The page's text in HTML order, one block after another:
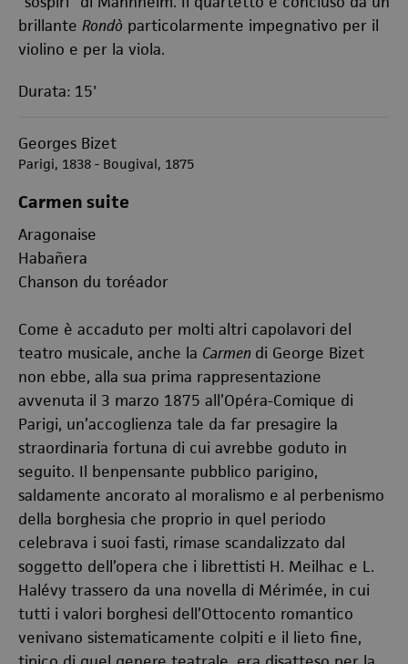
brillante Rondò particolarmente impegnativo per il
violino e per la viola.
Durata: 15'
Georges Bizet
Parigi, 1838 - Bougival, 1875
Carmen suite
Aragonaise
Habañera
Chanson du toréador
Come è accaduto per molti altri capolavori del
teatro musicale, anche la Carmen di George Bizet
non ebbe, alla sua prima rappresentazione
avvenuta il 3 marzo 1875 all’Opéra-Comique di
Parigi, un’accoglienza tale da far presagire la
straordinaria fortuna di cui avrebbe goduto in
seguito. Il benpensante pubblico parigino,
saldamente ancorato al moralismo e al perbenismo
della borghesia che proprio in quel periodo
celebrava i suoi fasti, rimase scandalizzato dal
soggetto dell’opera che i librettisti H. Meilhac e L.
Halévy trassero da una novella di Mérimée, in cui
tutti i valori borghesi dell’Ottocento romantico
venivano sistematicamente colpiti e il lieto fine,